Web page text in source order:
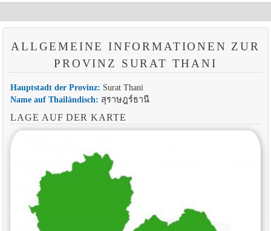
ALLGEMEINE INFORMATIONEN ZUR
PROVINZ SURAT THANI
Hauptstadt der Provinz: Surat Thani
Name auf Thailändisch: สุราษฎร์ธานี
LAGE AUF DER KARTE